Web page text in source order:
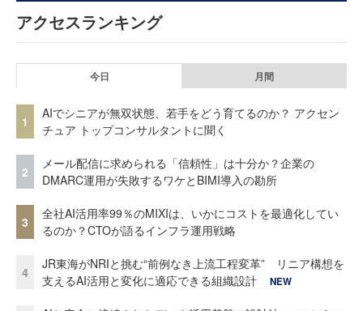
アクセスランキング
今日 月間
1
AIでシニアが無双状態、若手をどう育てるのか？ アクセン
チュア トップコンサルタントに聞く
2
メール配信に求められる「信頼性」は十分か？企業の
DMARC運用が失敗するワケとBIMI導入の勘所
3
全社AI活用率99％のMIXIは、いかにコストを最適化してい
るのか？CTOが語るインフラ運用戦略
4
JR東海がNRIと挑む“前例なき上流工程変革” リニア構想を
支えるAI活用と変化に適応できる組織設計
NEW